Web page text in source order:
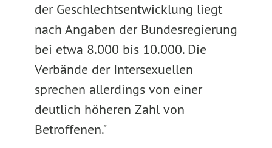
der Geschlechtsentwicklung liegt
nach Angaben der Bundesregierung
bei etwa 8.000 bis 10.000. Die
Verbände der Intersexuellen
sprechen allerdings von einer
deutlich höheren Zahl von
Betroffenen."